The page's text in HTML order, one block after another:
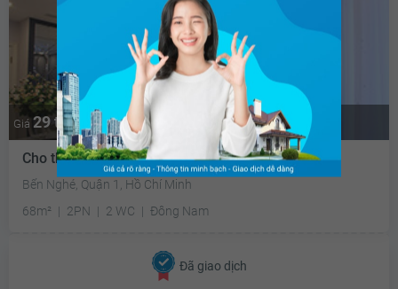
Giá 29 triệu
Cho thuê căn hộ chung cư Vinhomes Golden River
Bến Nghé, Quận 1, Hồ Chí Minh
68m²
2PN 2 WC Đông Nam
Đã giao dịch